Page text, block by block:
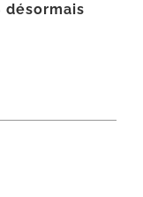
désormais